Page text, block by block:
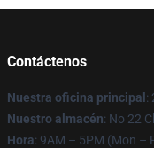
Contáctenos
Nuestra oficina principal :
Nuestro almacén: No 22
Hora: 9AM – 5PM (Mon –